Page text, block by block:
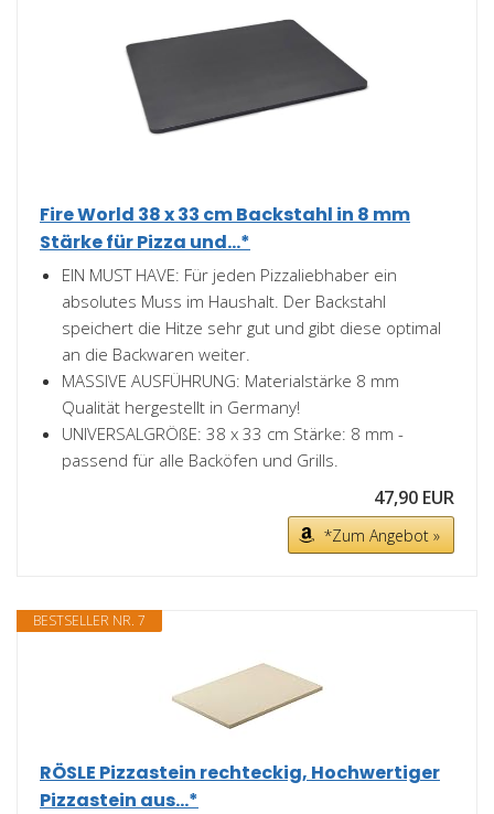
Fire World 38 x 33 cm Backstahl in 8 mm
Stärke für Pizza und...*
EIN MUST HAVE: Für jeden Pizzaliebhaber ein
absolutes Muss im Haushalt. Der Backstahl
speichert die Hitze sehr gut und gibt diese optimal
an die Backwaren weiter.
MASSIVE AUSFÜHRUNG: Materialstärke 8 mm
Qualität hergestellt in Germany!
UNIVERSALGRÖßE: 38 x 33 cm Stärke: 8 mm -
passend für alle Backöfen und Grills.
47,90 EUR
*Zum Angebot »
BESTSELLER NR. 7
RÖSLE Pizzastein rechteckig, Hochwertiger
Pizzastein aus...*